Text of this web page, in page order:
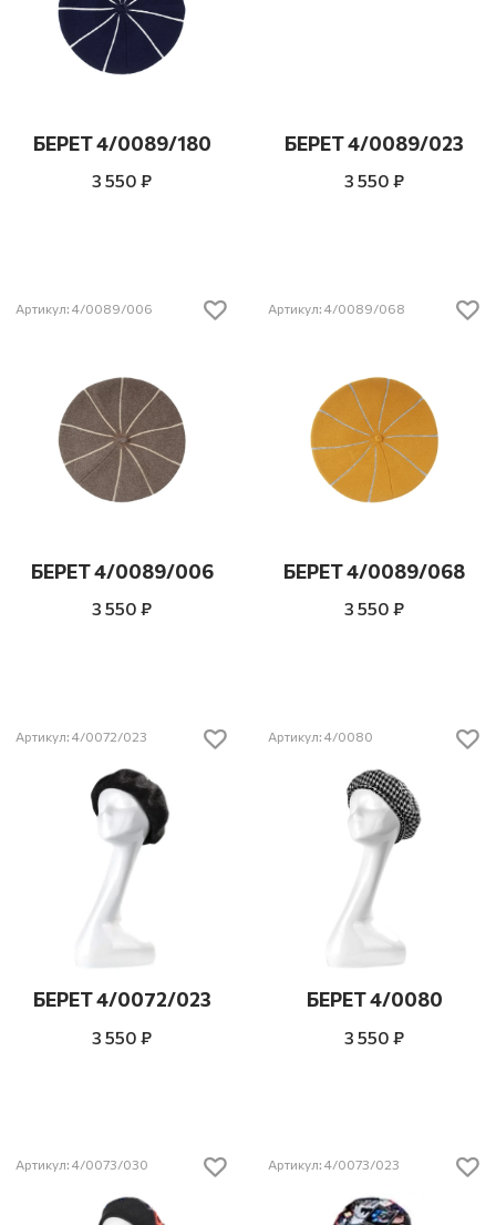
БЕРЕТ 4/0089/180
3 550 ₽
БЕРЕТ 4/0089/023
3 550 ₽
Артикул: 4/0089/006
БЕРЕТ 4/0089/006
3 550 ₽
Артикул: 4/0089/068
БЕРЕТ 4/0089/068
3 550 ₽
Артикул: 4/0072/023
БЕРЕТ 4/0072/023
3 550 ₽
Артикул: 4/0080
БЕРЕТ 4/0080
3 550 ₽
Артикул: 4/0073/030 Артикул: 4/0073/023